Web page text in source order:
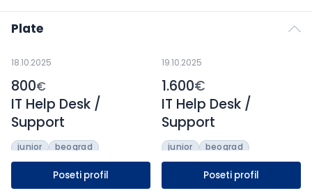
Plate
18.10.2025 19.10.2025
800€ 1.600€
IT Help Desk /
Support
IT Help Desk /
Support
junior
beograd
neto plata
junior
beograd
neto plata
Poseti profil Poseti profil